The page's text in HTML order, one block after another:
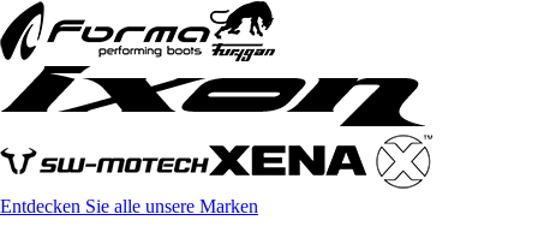
Entdecken Sie alle unsere Marken